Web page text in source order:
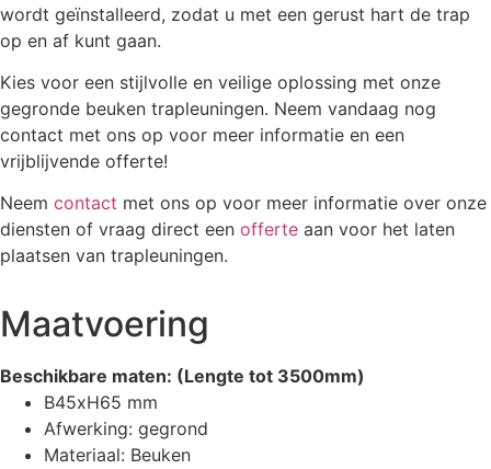
wordt geïnstalleerd, zodat u met een gerust hart de trap
op en af kunt gaan.
Kies voor een stijlvolle en veilige oplossing met onze
gegronde beuken trapleuningen. Neem vandaag nog
contact met ons op voor meer informatie en een
vrijblijvende offerte!
Neem contact met ons op voor meer informatie over onze
diensten of vraag direct een offerte aan voor het laten
plaatsen van trapleuningen.
Maatvoering
Beschikbare maten: (Lengte tot 3500mm)
B45xH65 mm
Afwerking: gegrond
Materiaal: Beuken